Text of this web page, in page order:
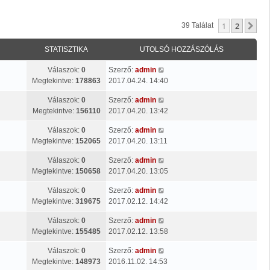
39 Találat 1 2
STATISZTIKA UTOLSÓ HOZZÁSZÓLÁS
Válaszok: 0
Megtekintve: 178863
Szerző: admin
2017.04.24. 14:40
Válaszok: 0
Megtekintve: 156110
Szerző: admin
2017.04.20. 13:42
Válaszok: 0
Megtekintve: 152065
Szerző: admin
2017.04.20. 13:11
Válaszok: 0
Megtekintve: 150658
Szerző: admin
2017.04.20. 13:05
Válaszok: 0
Megtekintve: 319675
Szerző: admin
2017.02.12. 14:42
Válaszok: 0
Megtekintve: 155485
Szerző: admin
2017.02.12. 13:58
Válaszok: 0
Megtekintve: 148973
Szerző: admin
2016.11.02. 14:53